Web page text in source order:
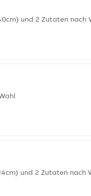
und 2 Zutaten nach
und 2 Zutaten nach